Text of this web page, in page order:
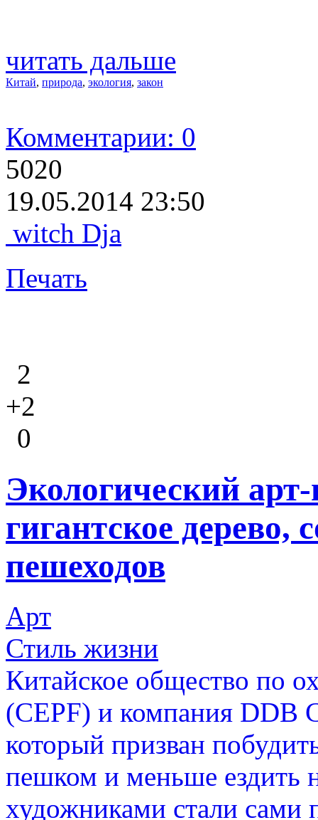
читать дальше
Китай, природа, экология, закон
Комментарии: 0
5020
19.05.2014 23:50
witch Dja
Печать
2
+2
0
Экологический
гигантское дерево,
пешеходов
Арт
Стиль жизни
Китайское общество по
(CEPF) и компания DDB
который призван
пешком и меньше ездить
художниками стали сами